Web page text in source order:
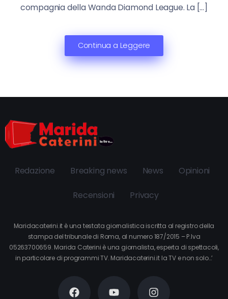
compagnia della Wanda Diamond League. La […]
Continua a Leggere
Redazione Breaking news News Opinioni
Recensioni Privacy
Maridacaterini.it è una testata giornalistica iscritta al registro della
stampa del tribunale di Roma, al numero 187/2015 – P.Iva
05263700659. Marida Caterini è una giornalista, esperta di spettacoli,
in particolare di programmi TV. Maridacaterini.it la TV e non solo…’